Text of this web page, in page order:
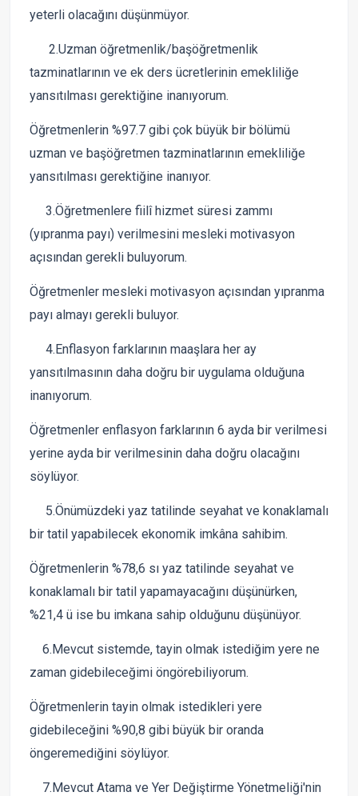
yeterli olacağını düşünmüyor.
2.Uzman öğretmenlik/başöğretmenlik
tazminatlarının ve ek ders ücretlerinin emekliliğe
yansıtılması gerektiğine inanıyorum.
Öğretmenlerin %97.7 gibi çok büyük bir bölümü
uzman ve başöğretmen tazminatlarının emekliliğe
yansıtılması gerektiğine inanıyor.
3.Öğretmenlere fiilî hizmet süresi zammı
(yıpranma payı) verilmesini mesleki motivasyon
açısından gerekli buluyorum.
Öğretmenler mesleki motivasyon açısından yıpranma
payı almayı gerekli buluyor.
4.Enflasyon farklarının maaşlara her ay
yansıtılmasının daha doğru bir uygulama olduğuna
inanıyorum.
Öğretmenler enflasyon farklarının 6 ayda bir verilmesi
yerine ayda bir verilmesinin daha doğru olacağını
söylüyor.
5.Önümüzdeki yaz tatilinde seyahat ve konaklamalı
bir tatil yapabilecek ekonomik imkâna sahibim.
Öğretmenlerin %78,6 sı yaz tatilinde seyahat ve
konaklamalı bir tatil yapamayacağını düşünürken,
%21,4 ü ise bu imkana sahip olduğunu düşünüyor.
6.Mevcut sistemde, tayin olmak istediğim yere ne
zaman gidebileceğimi öngörebiliyorum.
Öğretmenlerin tayin olmak istedikleri yere
gidebileceğini %90,8 gibi büyük bir oranda
öngeremediğini söylüyor.
7.Mevcut Atama ve Yer Değiştirme Yönetmeliği'nin